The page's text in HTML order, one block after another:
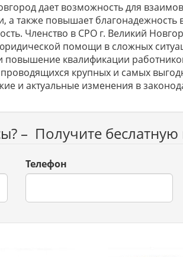
дает возможность для
а также повышает благонадежность
Членство в СРО г. Великий
помощи в сложных
повышение квалификации
крупных и самых
и актуальные изменения в
– Получите
Телефон